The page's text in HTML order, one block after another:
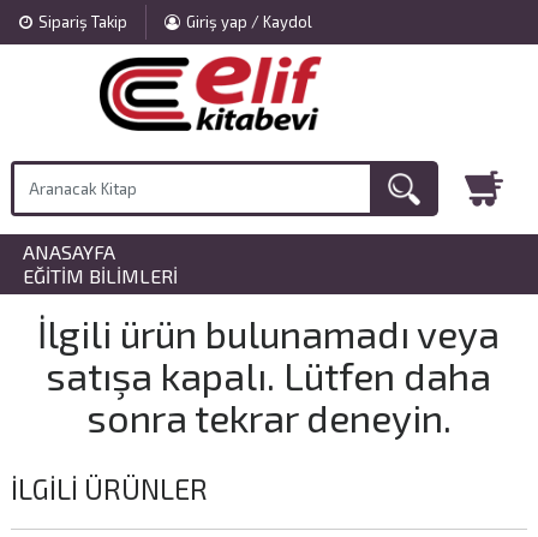
Sipariş Takip Giriş yap / Kaydol
ANASAYFA
EĞITIM BILIMLERI
İlgili ürün bulunamadı veya
satışa kapalı. Lütfen daha
sonra tekrar deneyin.
İLGILI ÜRÜNLER